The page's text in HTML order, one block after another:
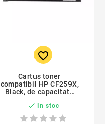
favorite_border
Cartus toner
compatibil HP CF259X,
Black, de capacitate
 In stoc